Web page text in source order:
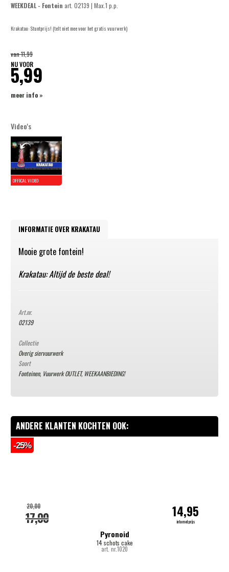
WEEKDEAL - Fontein art. 02139 | Max.1 p.p.
Krakatau: Stuntprijs! (telt niet mee voor het gratis vuurwerk)
van11,99
NU VOOR
5,99
meer info »
Video's
INFORMATIE OVER KRAKATAU
Mooie grote fontein!
Krakatau: Altijd de beste deal!
Art.nr.
02139
Collectie
Overig siervuurwerk
Soort
Fonteinen, Vuurwerk OUTLET, WEEKAANBIEDING!
ANDERE KLANTEN KOCHTEN OOK:
Pyronoid
14 schots cake
art. nr.1020
17,00
20,00 14,95
internetprijs
-25%